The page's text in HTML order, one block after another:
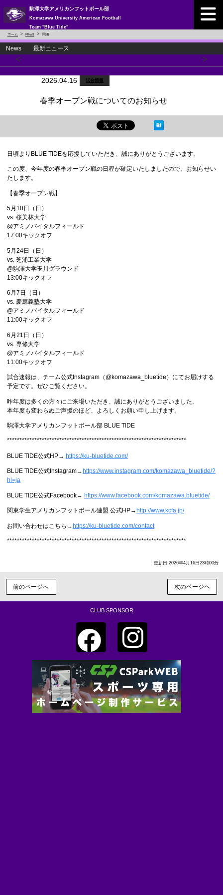
駒澤大学アメリカンフットボール部
Komazawa University American Football
Team "Blue Tide"
ホーム News 詳細
News 最新ニュース
< >
2026.04.16 試合情報
春季オープン戦についてのお知らせ
日頃よりBLUE TIDEを応援していただき、誠にありがとうございます。
この度、今年度の春季オープン戦の日程が確定いたしましたので、お知らせい
たします。
【春季オープン戦】
5月10日（日）
vs. 桜美林大学
@アミノバイタルフィールド
17:00キックオフ
5月24日（日）
vs. 芝浦工業大学
@駒澤大学玉川グラウンド
13:00キックオフ
6月7日（日）
vs. 慶應義塾大学
@アミノバイタルフィールド
11:00キックオフ
6月21日（日）
vs. 専修大学
@アミノバイタルフィールド
11:00キックオフ
試合速報は、チーム公式Instagram（@komazawa_bluetide）にてお届けする
予定です。ぜひご覧ください。
昨年度は多くの方々にご来場いただき、誠にありがとうございました。
本年度も変わらぬご声援のほど、よろしくお願い申し上げます。
駒澤大学アメリカンフットボール部 BLUE TIDE
************************************************************************
BLUE TIDE公式HP→ https://ku-bluetide.com/
BLUE TIDE公式Instagram→ https://www.instagram.com/komazawa_bluetide/?
hl=ja
BLUE TIDE公式Facebook→ https://www.facebook.com/komazawa.bluetide/
関東学生アメリカンフットボール連盟 公式HP→ http://www.kcfa.jp/
お問い合わせはこちら→https://ku-bluetide.com/contact
************************************************************************
更新日:2026年4月16日23時00分
前のページへ 次のページヘ
CLUB SPONSOR